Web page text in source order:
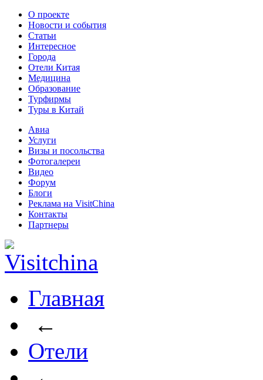
О проекте
Новости и события
Статьи
Интересное
Города
Отели Китая
Медицина
Образование
Турфирмы
Туры в Китай
Авиа
Услуги
Визы и посольства
Фотогалереи
Видео
Форум
Блоги
Реклама на VisitChina
Контакты
Партнеры
Главная
←
Отели